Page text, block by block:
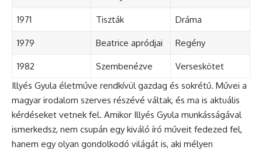
1971 Tiszták Dráma
1979 Beatrice apródjai Regény
1982 Szembenézve
Verseskötet
Illyés Gyula életműve rendkívül gazdag és sokrétű. Művei a
magyar irodalom szerves részévé váltak, és ma is aktuális
kérdéseket vetnek fel. Amikor Illyés Gyula munkásságával
ismerkedsz, nem csupán egy kiváló író műveit fedezed fel,
hanem egy olyan gondolkodó világát is, aki mélyen